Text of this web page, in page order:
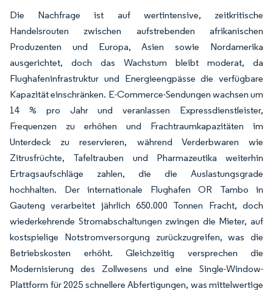
Die Nachfrage ist auf wertintensive, zeitkritische
Handelsrouten zwischen aufstrebenden afrikanischen
Produzenten und Europa, Asien sowie Nordamerika
ausgerichtet, doch das Wachstum bleibt moderat, da
Flughafeninfrastruktur und Energieengpässe die verfügbare
Kapazität einschränken. E-Commerce-Sendungen wachsen um
14 % pro Jahr und veranlassen Expressdienstleister,
Frequenzen zu erhöhen und Frachtraumkapazitäten im
Unterdeck zu reservieren, während Verderbwaren wie
Zitrusfrüchte, Tafeltrauben und Pharmazeutika weiterhin
Ertragsaufschläge zahlen, die die Auslastungsgrade
hochhalten. Der internationale Flughafen OR Tambo in
Gauteng verarbeitet jährlich 650.000 Tonnen Fracht, doch
wiederkehrende Stromabschaltungen zwingen die Mieter, auf
kostspielige Notstromversorgung zurückzugreifen, was die
Betriebskosten erhöht. Gleichzeitig versprechen die
Modernisierung des Zollwesens und eine Single-Window-
Plattform für 2025 schnellere Abfertigungen, was mittelwertige